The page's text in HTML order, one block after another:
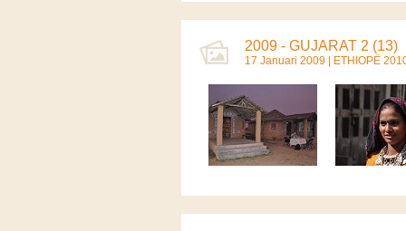
2009 - GUJARAT 2 (13)
17 Januari 2009 | ETHIOPË